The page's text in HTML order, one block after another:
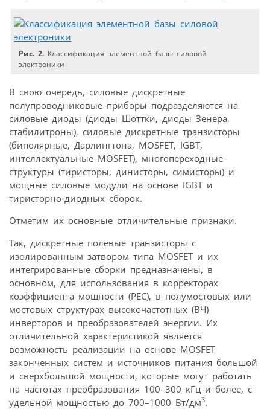
Рис. 2. Классификация элементной базы силовой
электроники
В свою очередь, силовые дискретные
полупроводниковые приборы подразделяются на
силовые диоды (диоды Шоттки, диоды Зенера,
стабилитроны), силовые дискретные транзисторы
(биполярные, Дарлингтона, MOSFET, IGBT,
интеллектуальные MOSFET), многопереходные
структуры (тиристоры, динисторы, симисторы) и
мощные силовые модули на основе IGBT и
тиристорно-диодных сборок.
Отметим их основные отличительные признаки.
Так, дискретные полевые транзисторы с
изолированным затвором типа MOSFET и их
интегрированные сборки предназначены, в
основном, для использования в корректорах
коэффициента мощности (PEC), в полу­мостовых или
мостовых структурах высоко­частотных (ВЧ)
инверторов и преобразователей энергии. Их
отличительной характеристикой является
возможность реализации на основе MOSFET
законченных систем и источников питания большой
и сверхбольшой мощности, которые могут работать
на частотах преобразования 100–300 кГц и более, с
удельной мощностью до 700–1000 Вт/дм3.